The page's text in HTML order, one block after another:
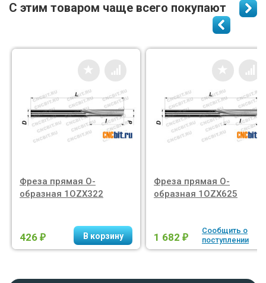
С этим товаром чаще всего покупают
Фреза прямая О-
образная 1OZX322
426 ₽
Фреза прямая О-
образная 1OZX625
1 682 ₽
Сообщить о
поступлении